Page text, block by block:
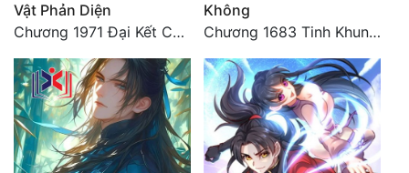
Vật Phản Diện
Chương 1971 Đại Kết Cục!
Không
Chương 1683 Tinh Khung Võ Thánh (Hết)